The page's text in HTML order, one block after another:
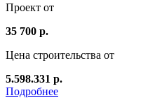
Проект от
35 700 р.
Цена строительства от
5.598.331 р.
Подробнее